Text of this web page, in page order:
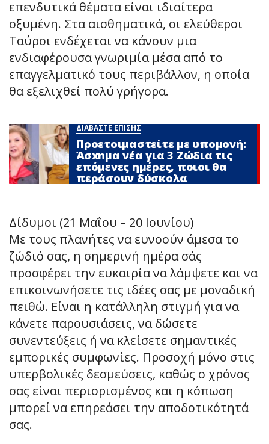
επενδυτικά θέματα είναι ιδιαίτερα
οξυμένη. Στα αισθηματικά, οι ελεύθεροι
Ταύροι ενδέχεται να κάνουν μια
ενδιαφέρουσα γνωριμία μέσα από το
επαγγελματικό τους περιβάλλον, η οποία
θα εξελιχθεί πολύ γρήγορα.
ΔΙΑΒΑΣΤΕ ΕΠΙΣΗΣ
Προετοιμαστείτε με υπομονή:
Άσxnμα νέα για 3 Zώδια τις
επόμενες ημέρες, ποιοι θα
περάσουν δύσκολα
Δίδυμοι (21 Μαΐου – 20 Ιουνίου)
Με τους πλανήτες να ευνοούν άμεσα το
ζώδιό σας, η σημερινή ημέρα σάς
προσφέρει την ευκαιρία να λάμψετε και να
επικοινωνήσετε τις ιδέες σας με μοναδική
πειθώ. Είναι η κατάλληλη στιγμή για να
κάνετε παρουσιάσεις, να δώσετε
συνεντεύξεις ή να κλείσετε σημαντικές
εμπορικές συμφωνίες. Προσοχή μόνο στις
υπερβολικές δεσμεύσεις, καθώς ο χρόνος
σας είναι περιορισμένος και η κόπωση
μπορεί να επηρεάσει την αποδοτικότητά
σας.